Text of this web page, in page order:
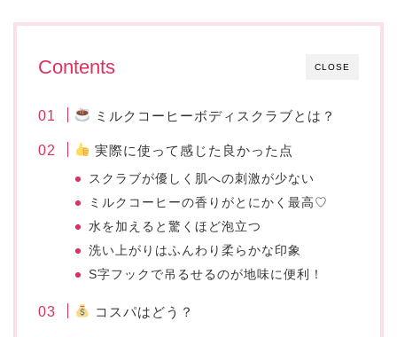
CLOSE
Contents
ミルクコーヒーボディスクラブとは？
実際に使って感じた良かった点
スクラブが優しく肌への刺激が少ない
ミルクコーヒーの香りがとにかく最高♡
水を加えると驚くほど泡立つ
洗い上がりはふんわり柔らかな印象
S字フックで吊るせるのが地味に便利！
コスパはどう？